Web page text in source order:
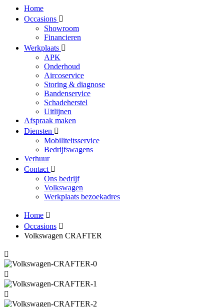
Home
Occasions
Showroom
Financieren
Werkplaats
APK
Onderhoud
Aircoservice
Storing & diagnose
Bandenservice
Schadeherstel
Uitlijnen
Afspraak maken
Diensten
Mobiliteitsservice
Bedrijfswagens
Verhuur
Contact
Ons bedrijf
Volkswagen
Werkplaats bezoekadres
Home
Occasions
Volkswagen CRAFTER